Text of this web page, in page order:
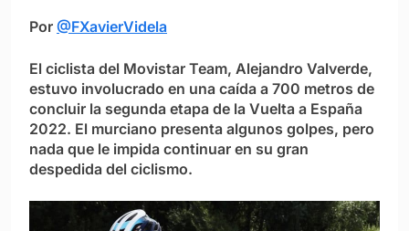
Por @FXavierVidela
El ciclista del Movistar Team, Alejandro Valverde,
estuvo involucrado en una caída a 700 metros de
concluir la segunda etapa de la Vuelta a España
2022. El murciano presenta algunos golpes, pero
nada que le impida continuar en su gran
despedida del ciclismo.